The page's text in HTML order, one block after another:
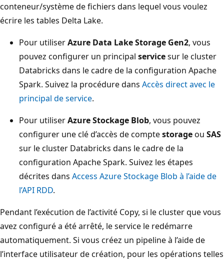
conteneur/système de fichiers dans lequel vous voulez
écrire les tables Delta Lake.
Pour utiliserAzure Data Lake Storage Gen2, vous
pouvez configurer un principal servicesur le cluster
Databricks dans le cadre de la configuration Apache
Spark. Suivez la procédure dans Accès direct avec le
principal de service.
Pour utiliserAzure Stockage Blob, vous pouvez
configurer une clé d’accès de comptestorageou SAS
sur le cluster Databricks dans le cadre de la
configuration Apache Spark. Suivez les étapes
décrites dans Access Azure Stockage Blob à l’aide de
l’API RDD.
Pendant l’exécution de l’activité Copy, si le cluster que vous
avez configuré a été arrêté, le service le redémarre
automatiquement. Si vous créez un pipeline à l’aide de
l’interface utilisateur de création, pour les opérations telles